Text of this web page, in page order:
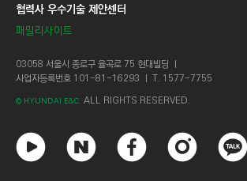
협력사 우수기술 제안센터
패밀리사이트
03058 서울시 종로구 율곡로 75 현대빌딩 ㅣ
사업자등록번호 101-81-16293 ㅣ T. 1577-7755
© HYUNDAI E&C. ALL RIGHTS RESERVED.